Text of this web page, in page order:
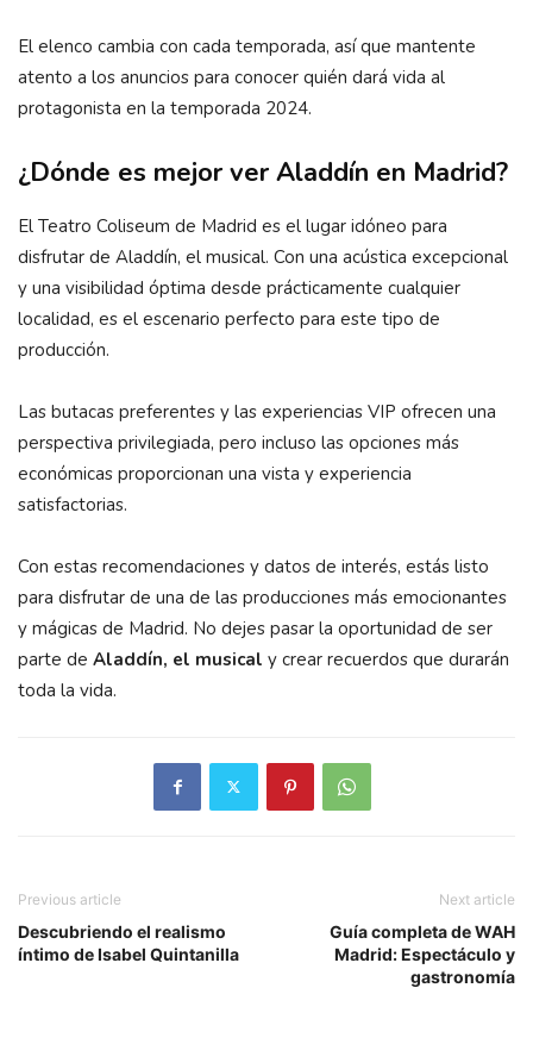
El elenco cambia con cada temporada, así que mantente
atento a los anuncios para conocer quién dará vida al
protagonista en la temporada 2024.
¿Dónde es mejor ver Aladdín en Madrid?
El Teatro Coliseum de Madrid es el lugar idóneo para
disfrutar de Aladdín, el musical. Con una acústica excepcional
y una visibilidad óptima desde prácticamente cualquier
localidad, es el escenario perfecto para este tipo de
producción.
Las butacas preferentes y las experiencias VIP ofrecen una
perspectiva privilegiada, pero incluso las opciones más
económicas proporcionan una vista y experiencia
satisfactorias.
Con estas recomendaciones y datos de interés, estás listo
para disfrutar de una de las producciones más emocionantes
y mágicas de Madrid. No dejes pasar la oportunidad de ser
parte de Aladdín, el musical y crear recuerdos que durarán
toda la vida.
Previous article
Descubriendo el realismo
íntimo de Isabel Quintanilla
Next article
Guía completa de WAH
Madrid: Espectáculo y
gastronomía